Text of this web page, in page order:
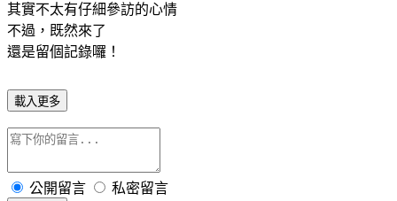
其實不太有仔細參訪的心情
不過，既然來了
還是留個記錄囉！
載入更多
公開留言 私密留言